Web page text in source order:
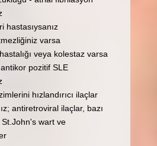
hastasıysanız
varsa
veya kolestaz varsa
pozitif SLE
hızlandırıcı ilaçlar
antiretroviral ilaçlar, bazı
wart ve